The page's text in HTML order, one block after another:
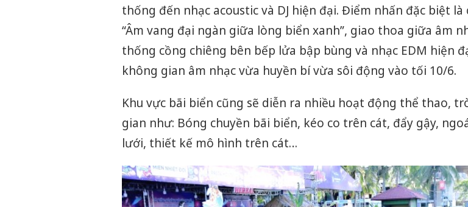
thống đến nhạc acoustic và DJ hiện đại. Điểm nhấn đặc biệt
“Âm vang đại ngàn giữa lòng biển xanh”, giao thoa giữa âm
thống cồng chiêng bên bếp lửa bập bùng và nhạc EDM hiện
không gian âm nhạc vừa huyền bí vừa sôi động vào tối 10/6.
Khu vực bãi biển cũng sẽ diễn ra nhiều hoạt động thể thao,
gian như: Bóng chuyền bãi biển, kéo co trên cát, đẩy gậy,
lưới, thiết kế mô hình trên cát…